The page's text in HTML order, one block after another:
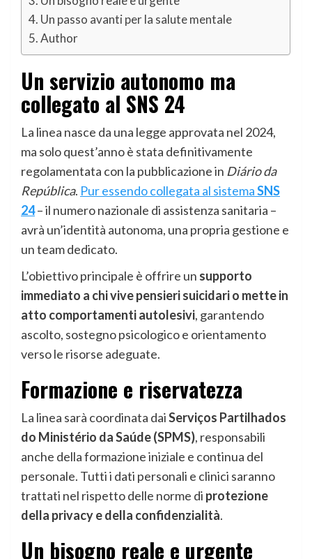
Un passo avanti per la salute mentale
Author
Un servizio autonomo ma
collegato al SNS 24
La linea nasce da una legge approvata nel 2024,
ma solo quest’anno è stata definitivamente
regolamentata con la pubblicazione in Diário da
República. Pur essendo collegata al sistemaSNS
24– il numero nazionale di assistenza sanitaria –
avrà un’identità autonoma, una propria gestione e
un team dedicato.
L’obiettivo principale è offrire un supporto
immediato a chi vive pensieri suicidari o mette in
atto comportamenti autolesivi, garantendo
ascolto, sostegno psicologico e orientamento
verso le risorse adeguate.
Formazione e riservatezza
La linea sarà coordinata daiServiços Partilhados
do Ministério da Saúde (SPMS), responsabili
anche della formazione iniziale e continua del
personale. Tutti i dati personali e clinici saranno
trattati nel rispetto delle norme di protezione
della privacy e della confidenzialità.
Un bisogno reale e urgente